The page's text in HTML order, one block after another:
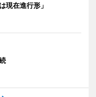
現在進行形」